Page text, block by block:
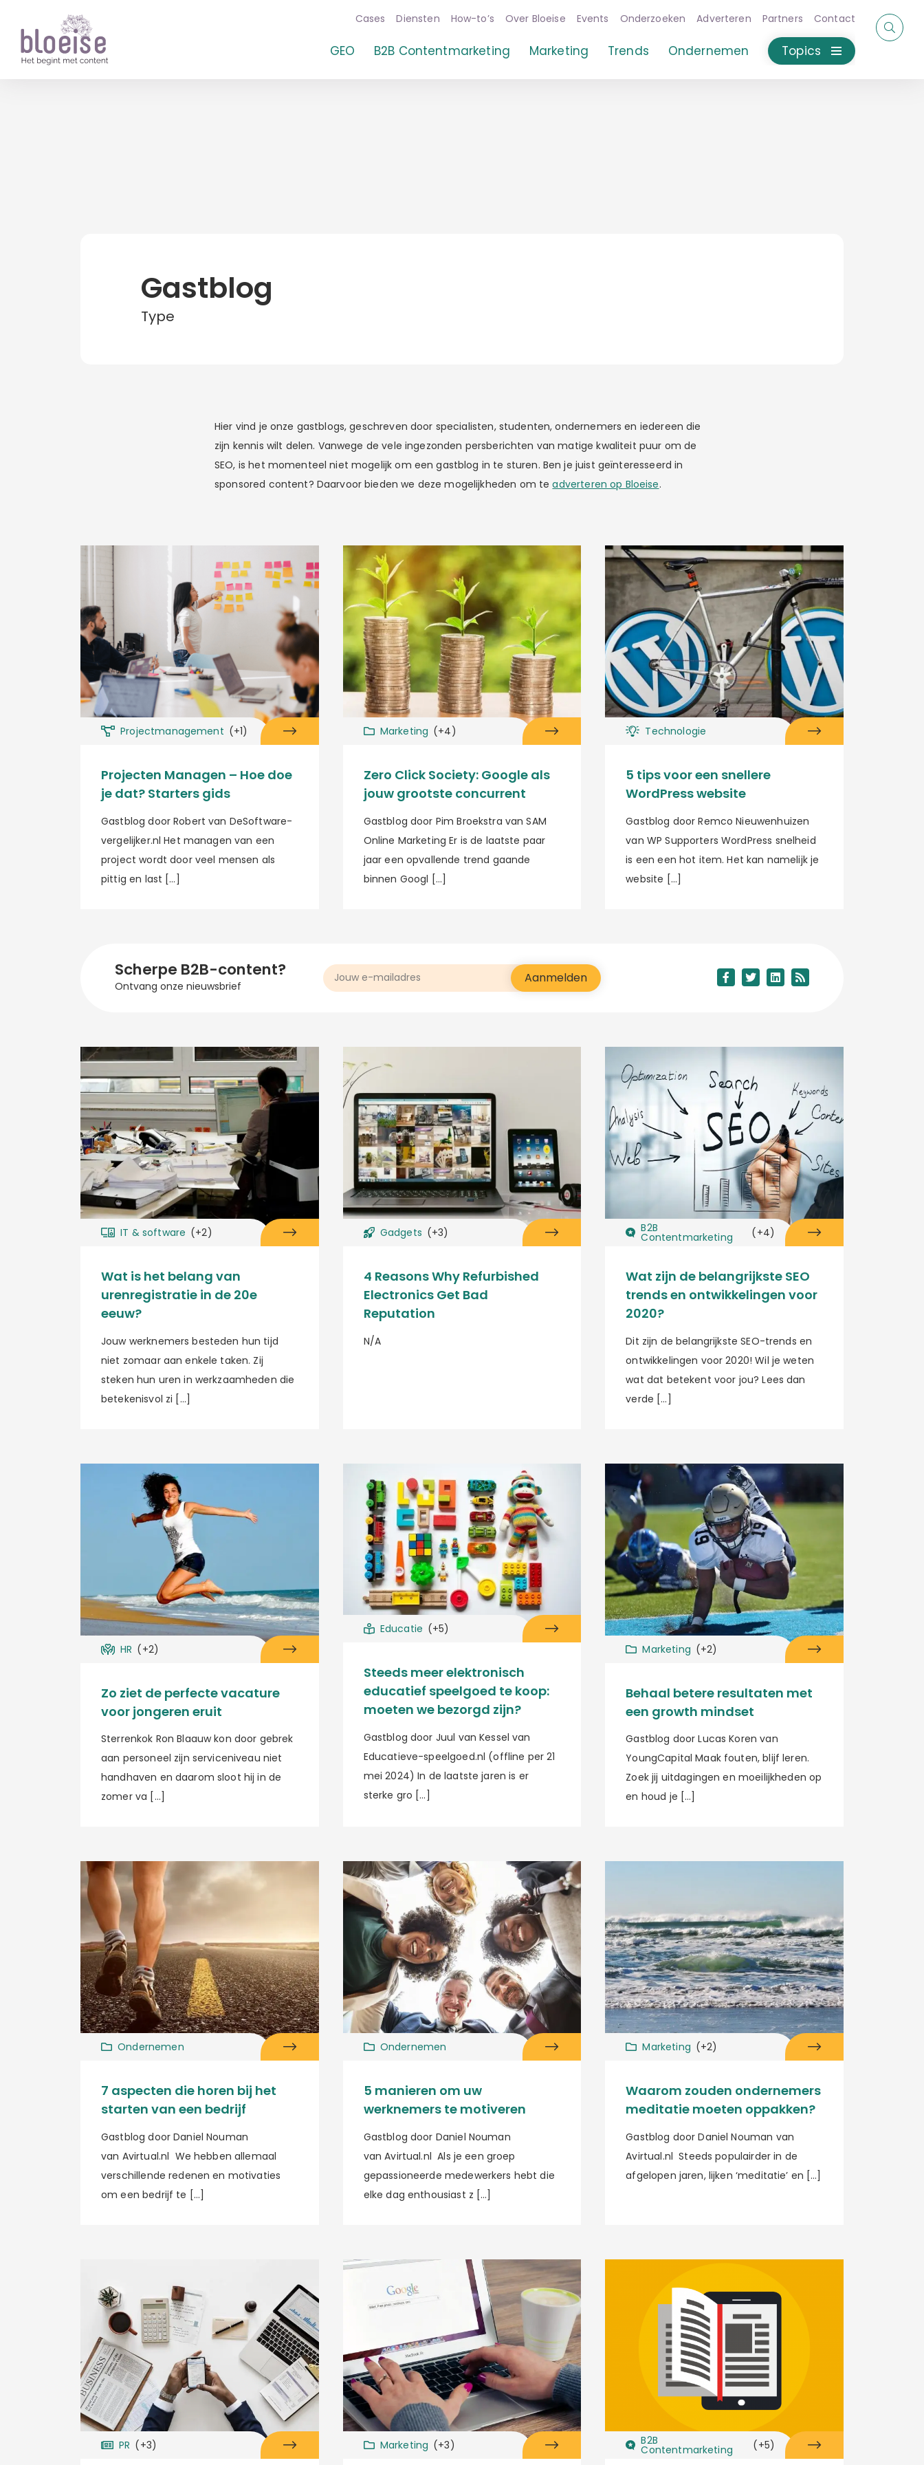
Artikelen
Cases Diensten How-to’s Over Bloeise Events Onderzoeken Adverteren Partners Contact
GEO B2B Contentmarketing Marketing Trends Ondernemen Topics
Gastblog
Type
Hier vind je onze gastblogs, geschreven door specialisten, studenten, ondernemers en iedereen die
zijn kennis wilt delen. Vanwege de vele ingezonden persberichten van matige kwaliteit puur om de
SEO, is het momenteel niet mogelijk om een gastblog in te sturen. Ben je juist geïnteresseerd in
sponsored content? Daarvoor bieden we deze mogelijkheden om teadverteren op Bloeise.
Projectmanagement (+1)
Projecten Managen – Hoe doe
je dat? Starters gids
Gastblog door Robert van DeSoftware-
vergelijker.nl Het managen van een
project wordt door veel mensen als
pittig en last […]
Marketing (+4)
Zero Click Society: Google als
jouw grootste concurrent
Gastblog door Pim Broekstra van SAM
Online Marketing Er is de laatste paar
jaar een opvallende trend gaande
binnen Googl […]
Technologie
5 tips voor een snellere
WordPress website
Gastblog door Remco Nieuwenhuizen
van WP Supporters WordPress snelheid
is een een hot item. Het kan namelijk je
website […]
Scherpe B2B-content?
Ontvang onze nieuwsbrief
IT & software (+2)
Wat is het belang van
urenregistratie in de 20e
eeuw?
Jouw werknemers besteden hun tijd
niet zomaar aan enkele taken. Zij
steken hun uren in werkzaamheden die
betekenisvol zi […]
Gadgets (+3)
4 Reasons Why Refurbished
Electronics Get Bad
Reputation
N/A
B2B
Contentmarketing (+4)
Wat zijn de belangrijkste SEO
trends en ontwikkelingen voor
2020?
Dit zijn de belangrijkste SEO-trends en
ontwikkelingen voor 2020! Wil je weten
wat dat betekent voor jou? Lees dan
verde […]
HR (+2)
Zo ziet de perfecte vacature
voor jongeren eruit
Sterrenkok Ron Blaauw kon door gebrek
aan personeel zijn serviceniveau niet
handhaven en daarom sloot hij in de
zomer va […]
Educatie (+5)
Steeds meer elektronisch
educatief speelgoed te koop:
moeten we bezorgd zijn?
Gastblog door Juul van Kessel van
Educatieve-speelgoed.nl (offline per 21
mei 2024) In de laatste jaren is er
sterke gro […]
Marketing (+2)
Behaal betere resultaten met
een growth mindset
Gastblog door Lucas Koren van
YoungCapital Maak fouten, blijf leren.
Zoek jij uitdagingen en moeilijkheden op
en houd je […]
Ondernemen
7 aspecten die horen bij het
starten van een bedrijf
Gastblog door Daniel Nouman
van Avirtual.nl We hebben allemaal
verschillende redenen en motivaties
om een ​​bedrijf te […]
Ondernemen
5 manieren om uw
werknemers te motiveren
Gastblog door Daniel Nouman
van Avirtual.nl Als je een groep
gepassioneerde medewerkers hebt die
elke dag enthousiast z […]
Marketing (+2)
Waarom zouden ondernemers
meditatie moeten oppakken?
Gastblog door Daniel Nouman van
Avirtual.nl Steeds populairder in de
afgelopen jaren, lijken ‘meditatie’ en […]
PR (+3) Marketing (+3) B2B
Contentmarketing (+5)